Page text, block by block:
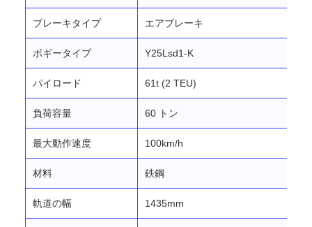
ブレーキタイプ エアブレーキ
ボギータイプ Y25Lsd1-K
パイロード 61t (2 TEU)
負荷容量 60 トン
最大動作速度 100km/h
材料 鉄鋼
軌道の幅 1435mm